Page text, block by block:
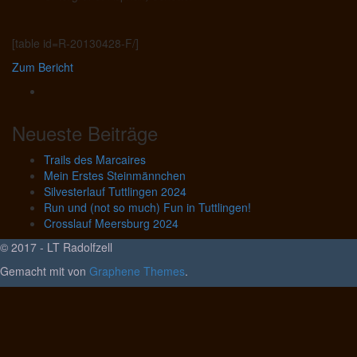
[table id=R-20130428-F/]
Zum Bericht
Neueste Beiträge
Trails des Marcaires
Mein Erstes Steinmännchen
Silvesterlauf Tuttlingen 2024
Run und (not so much) Fun in Tuttlingen!
Crosslauf Meersburg 2024
© 2017 - LT Radolfzell
Gemacht mit von Graphene Themes.